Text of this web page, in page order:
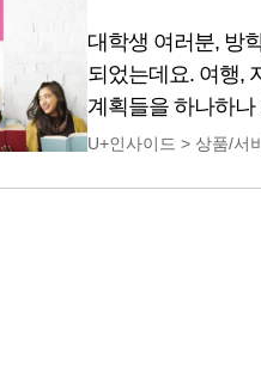
프리미엄 잉글리
step1은 알파벳과
필요한 단계이고,
step3는 자음과 모
대학생 여러분, 방
되었는데요. 여행,
계획들을 하나하
무엇보다도, 이번
U+인사이드 > 상품/서